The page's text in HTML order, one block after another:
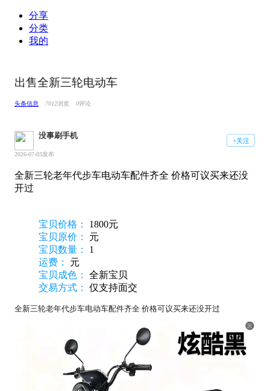
分享
分类
我的
出售全新三轮电动车
头条信息 7012浏览 0评论
没事刷手机
2026-07-03发布
+关注
全新三轮老年代步车电动车配件齐全 价格可议买来还没
开过
宝贝价格：
1800元
宝贝原价：
元
宝贝数量：
1
运费：
元
宝贝成色：
全新宝贝
交易方式：
仅支持面交
全新三轮老年代步车电动车配件齐全 价格可议买来还没开过